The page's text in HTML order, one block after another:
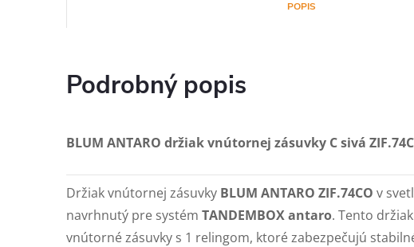
POPIS
Podrobný popis
BLUM ANTARO držiak vnútornej zásuvky C sivá
Držiak vnútornej zásuvky BLUM ANTARO ZIF.74CO v
navrhnutý pre systém TANDEMBOX antaro. Tento
vnútorné zásuvky s 1 relingom, ktoré zabezpečujú